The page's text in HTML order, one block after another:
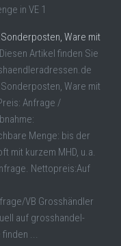
in VE 1
Ware mit
Diesen Artikel finden Sie
Ware mit
Anfrage /
Menge: bis der
mit kurzem MHD, u.a.
Nettopreis:Auf
VB Grosshändler
auf grosshandel-
...